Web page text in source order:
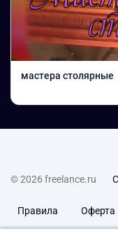
мастера столярные
© 2026 freelance.ru
Правила Оферта